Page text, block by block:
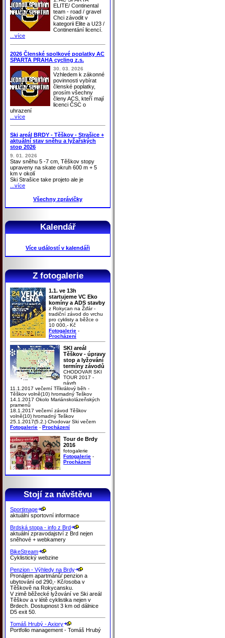
ELITE/ Continental
team - road / gravel
Chci závodit v
kategorii Elite a U23 /
Continentání licencí.
...více
2026 Členské spolkové poplatky AC
SPARTA PRAHA cycling z.s.
30. 03. 2026
Vzhledem k zákonné
povinnosti vybírat
členské poplatky,
prosím všechny
členy ACS, kteří mají
licenci ČSC o
uhrazení
...více
Ski areál BRDY - Těškov - Strašice +
aktuální stav sněhu a lyžařských
stop 2026
9. 01. 2026
Stav sněhu 5 -7 cm, Těškov stopy
upraveny na skate okruh 600 m + 5
km v okolí
Ski Strašice take projeto ale je
...více
Všechny zprávičky
Kalendář
Více událostí v kalendáři
Z fotogalerie
1.1. ve 13h
startujeme VC Eko
komíny a ADS stavby
z Rokycan na Žďár -
tradiční závod do vrchu
pro cyklisty a běžce o
10 000,- Kč
Fotogalerie -
Procházení
SKI areál
Těškov - úpravy
stop a lyžování
termíny závodů
CHODOVAR SKI
TOUR 2017 -
návrh
11.1.2017 večerní Tříkrálový běh -
Těškov volně(10) hromadný Teškov
14.1.2017 Okolo Mariánskolázeňských
pramenů
18.1.2017 večerní závod Těškov
volně(10) hromadný Teškov
25.1.2017(5.2.) Chodovar Ski večern
Fotogalerie - Procházení
Tour de Brdy
2016
fotogalerie
Fotogalerie -
Procházení
Stojí za návštěvu
Sportimage
aktuální sportovní informace
Brdská stopa - info z Brd
aktuální zpravodajství z Brd nejen
sněhové + webkamery
BikeStream
Cyklistický webzine
Penzion - Výhledy na Brdy
Pronájem apartmánů/ penzion a
ubytování od 290,- Kč/osoba v
Těškově na Rokycansku.
V zimě běžecké lyžování ve Ski areál
Těškov a v létě cyklistika nejen v
Brdech. Dostupnost 3 km od dálnice
D5 exit 50.
Tomáš Hrubý - Axiory
Portfolio management - Tomáš Hrubý